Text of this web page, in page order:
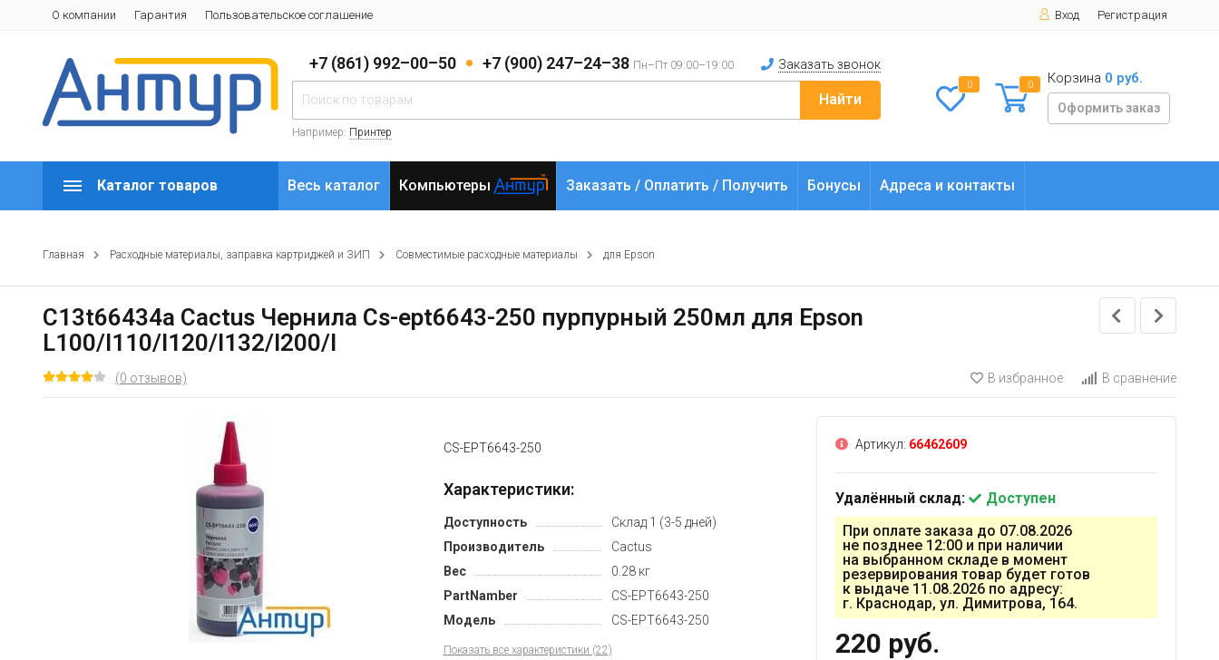
О компании Гарантия Пользовательское соглашение Вход Регистрация
+7 (861) 992–00–50 +7 (900) 247–24–38 Пн–Пт 09:00–19:00 Заказать звонок
Найти
Например: Принтер
0 0 Корзина 0 руб.
Оформить заказ
Каталог товаров Весь каталог Компьютеры Заказать / Оплатить / Получить Бонусы Адреса и контакты
Главная Расходные материалы, заправка картриджей и ЗИП Совместимые расходные материалы для Epson
C13t66434a Cactus Чернила Cs-ept6643-250 пурпурный 250мл для Epson
L100/l110/l120/l132/l200/l
(0 отзывов) В избранное В сравнение
CS-EPT6643-250
Характеристики:
Доступность
Склад 1 (3-5 дней)
Производитель
Cactus
Вес
0.28 кг
PartNamber
CS-EPT6643-250
Модель
CS-EPT6643-250
Показать все характеристики (22)
Артикул: 66462609
Удалённый склад:
Доступен
При оплате заказа до 07.08.2026
не позднее 12:00 и при наличии
на выбранном складе в момент
резервирования товар будет готов
к выдаче 11.08.2026 по адресу:
г. Краснодар, ул. Димитрова, 164.
220 руб.